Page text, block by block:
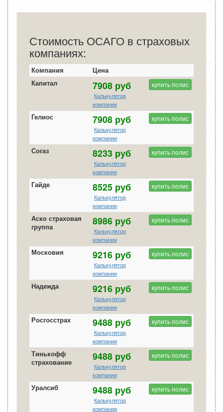
Стоимость ОСАГО в страховых
компаниях:
Компания
Цена
Капитал
7908 руб
Калькулятор
компании
купить полис
Гелиос 7908 руб
Калькулятор
компании
купить полис
Согаз 8233 руб
Калькулятор
компании
купить полис
Гайде 8525 руб
Калькулятор
компании
купить полис
Аско страховая
группа
8986 руб
Калькулятор
компании
купить полис
Московия 9216 руб
Калькулятор
компании
купить полис
Надежда 9216 руб
Калькулятор
компании
купить полис
Росгосстрах 9488 руб
Калькулятор
компании
купить полис
Тинькофф
страхование
9488 руб
Калькулятор
компании
купить полис
Уралсиб 9488 руб
Калькулятор
компании
купить полис